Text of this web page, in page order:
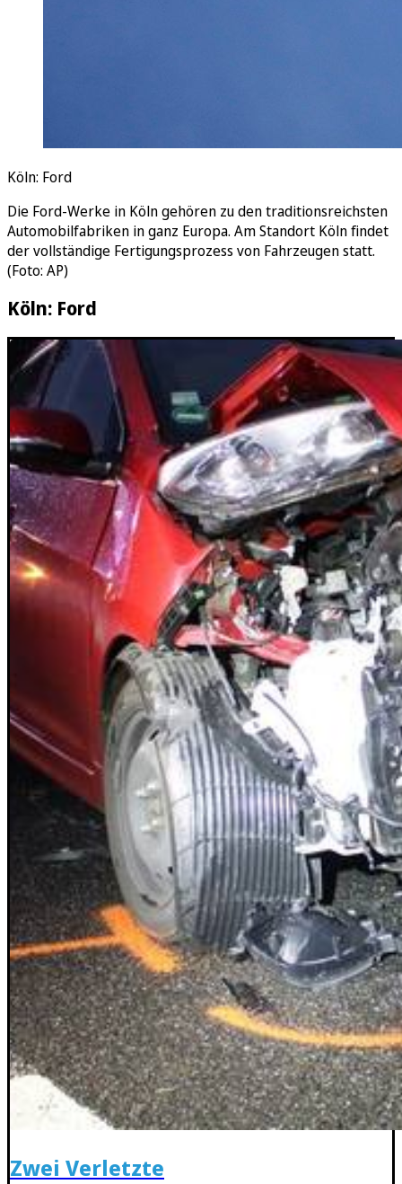
Köln: Ford
Die Ford-Werke in Köln gehören zu den traditionsreichsten
Automobilfabriken in ganz Europa. Am Standort Köln findet
der vollständige Fertigungsprozess von Fahrzeugen statt.
(Foto: AP)
Köln: Ford
Zwei Verletzte